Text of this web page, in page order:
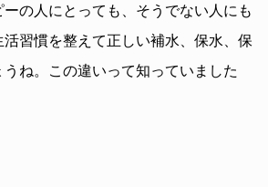
の人にとっても、そうでない人にも
習慣を整えて正しい補水、保水、保
ね。この違いって知っていました